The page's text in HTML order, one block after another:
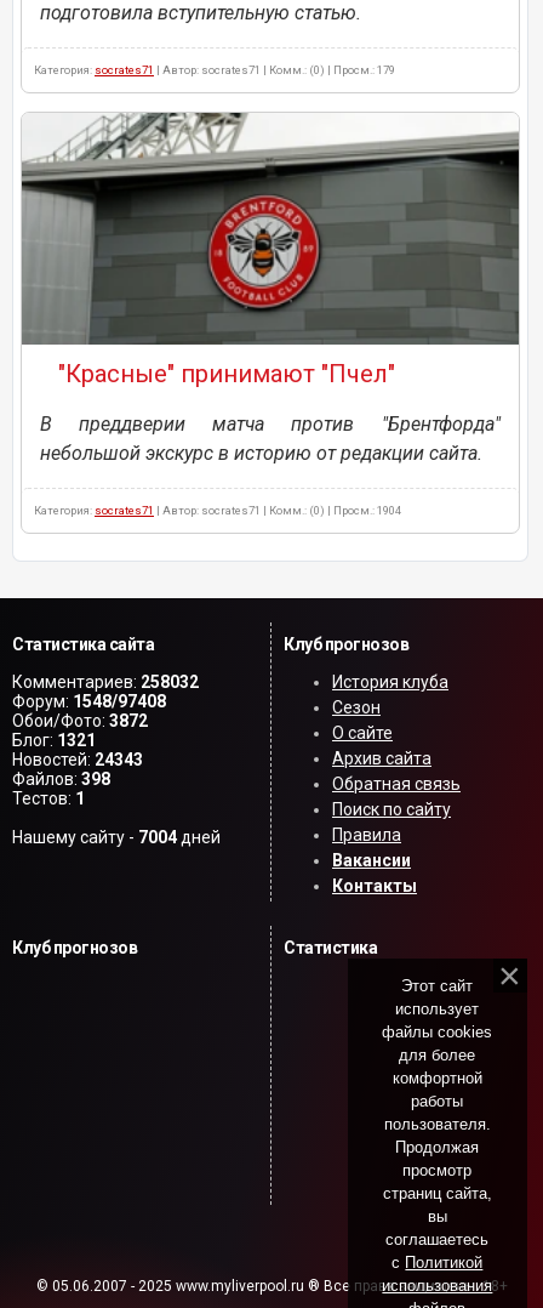
подготовила вступительную статью.
Категория: socrates71 | Автор: socrates71 | Комм.: (0) | Просм.: 179
"Красные" принимают "Пчел"
В преддверии матча против "Брентфорда"
небольшой экскурс в историю от редакции сайта.
Категория: socrates71 | Автор: socrates71 | Комм.: (0) | Просм.: 1904
Статистика сайта
Комментариев: 258032
Форум: 1548/97408
Обои/Фото: 3872
Блог: 1321
Новостей: 24343
Файлов: 398
Тестов: 1
Нашему сайту - 7004 дней
Клуб прогнозов
История клуба
Сезон
О сайте
Архив сайта
Обратная связь
Поиск по сайту
Правила
Вакансии
Контакты
Клуб прогнозов Статистика
© 05.06.2007 - 2025 www.myliverpool.ru ® Все права защищены. 18+
Этот сайт
использует
файлы cookies
для более
комфортной
работы
пользователя.
Продолжая
просмотр
страниц сайта,
вы
соглашаетесь
с Политикой
использования